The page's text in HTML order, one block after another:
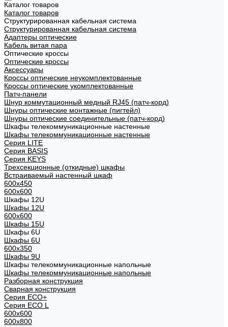
Каталог товаров
Каталог товаров
Структурированная кабельная система
Структурированная кабельная система
Адаптеры оптические
Кабель витая пара
Оптические кроссы
Оптические кроссы
Аксессуары
Кроссы оптические неукомплектованные
Кроссы оптические укомплектованные
Патч-панели
Шнур коммутационный медный RJ45 (патч-корд)
Шнуры оптические монтажные (пигтейл)
Шнуры оптические соединительные (патч-корд)
Шкафы телекоммуникационные настенные
Шкафы телекоммуникационные настенные
Cерия LITE
Cерия BASIS
Cерия KEYS
Трехсекционные (откидные) шкафы
Встраиваемый настенный шкаф
600x450
600x600
Шкафы 12U
Шкафы 12U
600x600
Шкафы 15U
Шкафы 6U
Шкафы 6U
600x350
Шкафы 9U
Шкафы телекоммуникационные напольные
Шкафы телекоммуникационные напольные
Разборная конструкция
Сварная конструкция
Серия ECO+
Серия ECO L
600x600
600x800